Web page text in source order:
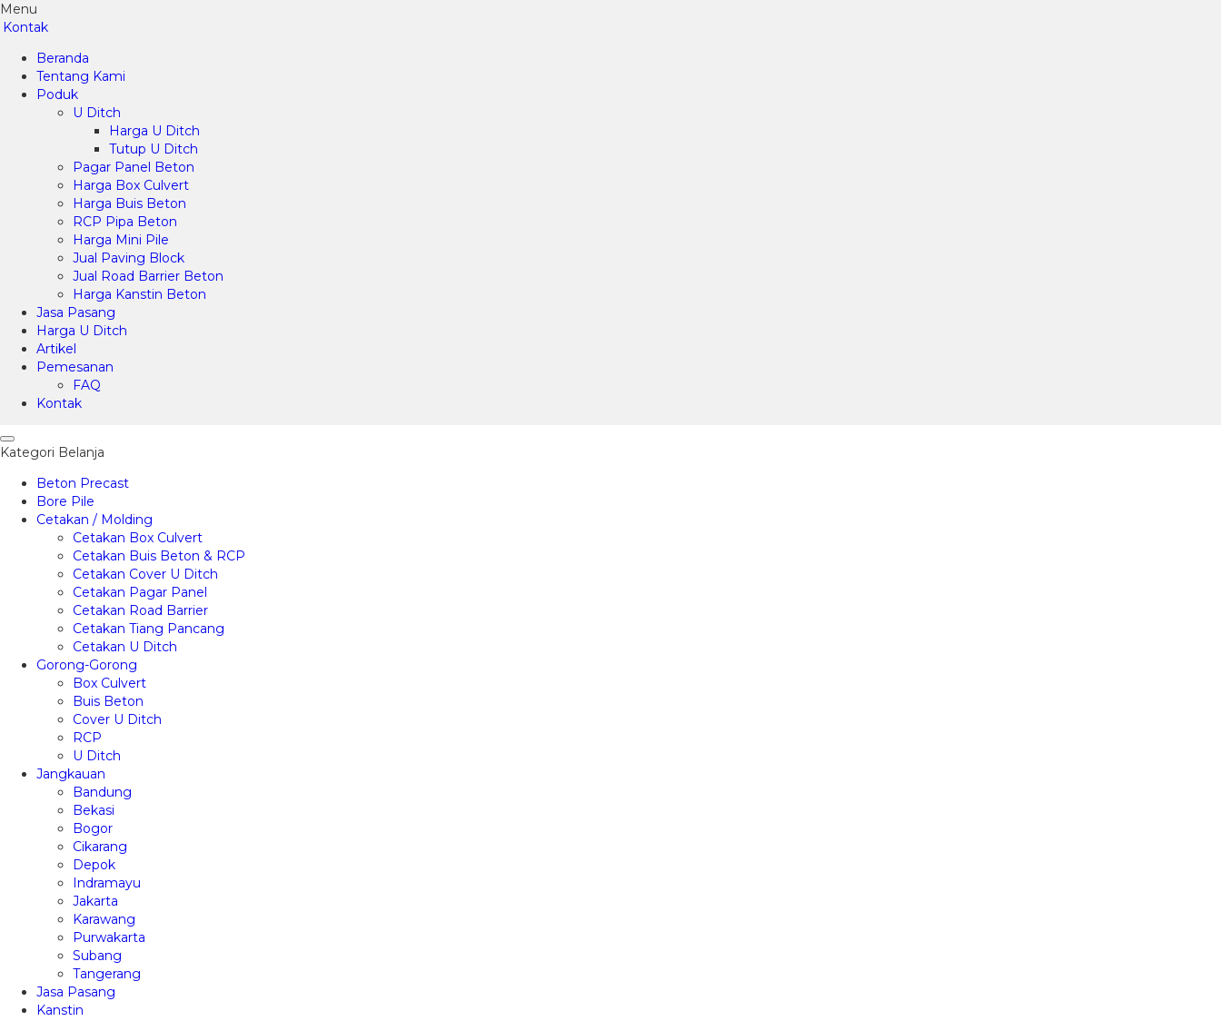
Menu
Kontak
Beranda
Tentang Kami
Poduk
U Ditch
Harga U Ditch
Tutup U Ditch
Pagar Panel Beton
Harga Box Culvert
Harga Buis Beton
RCP Pipa Beton
Harga Mini Pile
Jual Paving Block
Jual Road Barrier Beton
Harga Kanstin Beton
Jasa Pasang
Harga U Ditch
Artikel
Pemesanan
FAQ
Kontak
Kategori Belanja
Beton Precast
Bore Pile
Cetakan / Molding
Cetakan Box Culvert
Cetakan Buis Beton & RCP
Cetakan Cover U Ditch
Cetakan Pagar Panel
Cetakan Road Barrier
Cetakan Tiang Pancang
Cetakan U Ditch
Gorong-Gorong
Box Culvert
Buis Beton
Cover U Ditch
RCP
U Ditch
Jangkauan
Bandung
Bekasi
Bogor
Cikarang
Depok
Indramayu
Jakarta
Karawang
Purwakarta
Subang
Tangerang
Jasa Pasang
Kanstin